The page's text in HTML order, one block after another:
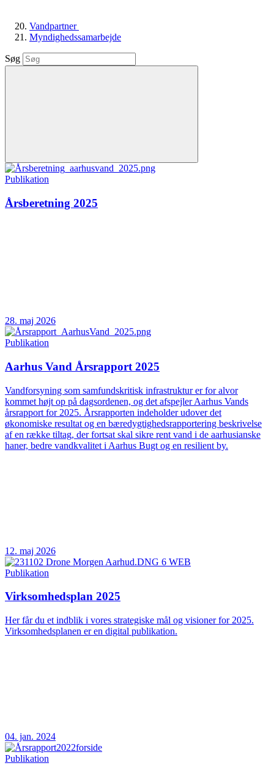
Vandpartner
Myndighedssamarbejde
Søg
Publikation
Årsberetning 2025
28. maj 2026
Publikation
Aarhus Vand Årsrapport 2025
Vandforsyning som samfundskritisk infrastruktur er for alvor
kommet højt op på dagsordenen, og det afspejler Aarhus Vands
årsrapport for 2025. Årsrapporten indeholder udover det
økonomiske resultat og en bæredygtighedsrapportering beskrivelse
af en række tiltag, der fortsat skal sikre rent vand i de aarhusianske
haner, bedre vandkvalitet i Aarhus Bugt og en resilient by.
12. maj 2026
Publikation
Virksomhedsplan 2025
Her får du et indblik i vores strategiske mål og visioner for 2025.
Virksomhedsplanen er en digital publikation.
04. jan. 2024
Publikation